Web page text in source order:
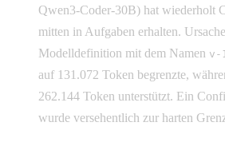
Qwen3-Coder-30B) hat wiederholt
mitten in Aufgaben erhalten.
Modelldefinition mit dem Namen v-
auf 131.072 Token begrenzte,
262.144 Token unterstützt. Ein
wurde versehentlich zur harten